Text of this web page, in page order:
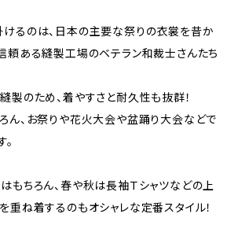
るのは、日本の主要な祭りの衣裳を昔か
頼ある縫製工場のベテラン和裁士さんたち
製のため、着やすさと耐久性も抜群！
ん、お祭りや花火大会や盆踊り大会などで
もちろん、春や秋は長袖Ｔシャツなどの上
重ね着するのもオシャレな定番スタイル！